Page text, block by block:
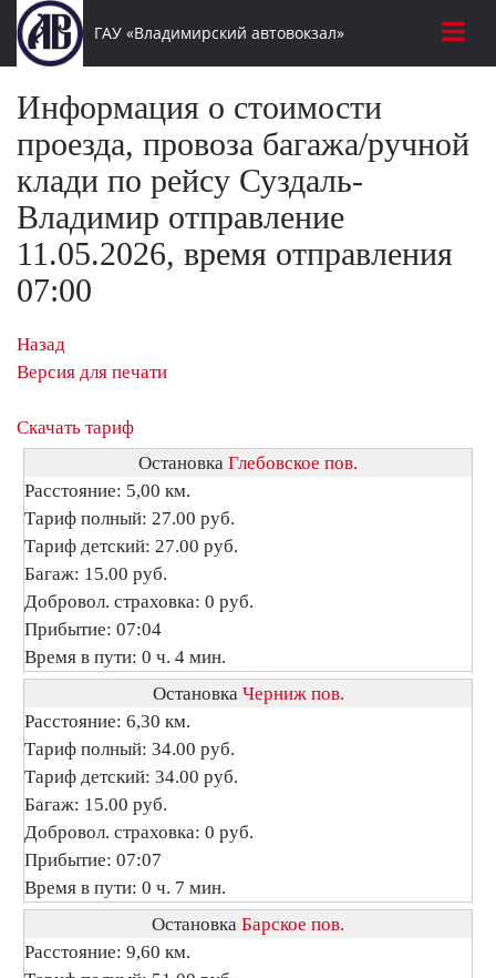
ГАУ «Владимирский автовокзал»
Информация о стоимости
проезда, провоза багажа/ручной
клади по рейсу Суздаль-
Владимир отправление
11.05.2026, время отправления
07:00
Назад
Версия для печати
Скачать тариф
Остановка Глебовское пов.
Расстояние: 5,00 км.
Тариф полный: 27.00 руб.
Тариф детский: 27.00 руб.
Багаж: 15.00 руб.
Добровол. страховка: 0 руб.
Прибытие: 07:04
Время в пути: 0 ч. 4 мин.
Остановка Черниж пов.
Расстояние: 6,30 км.
Тариф полный: 34.00 руб.
Тариф детский: 34.00 руб.
Багаж: 15.00 руб.
Добровол. страховка: 0 руб.
Прибытие: 07:07
Время в пути: 0 ч. 7 мин.
Остановка Барское пов.
Расстояние: 9,60 км.